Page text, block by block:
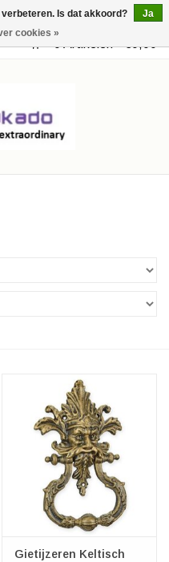
0 Artikelen - €0,00
Gietijzeren Keltisch
Is dat akkoord?
Ja
cookies »